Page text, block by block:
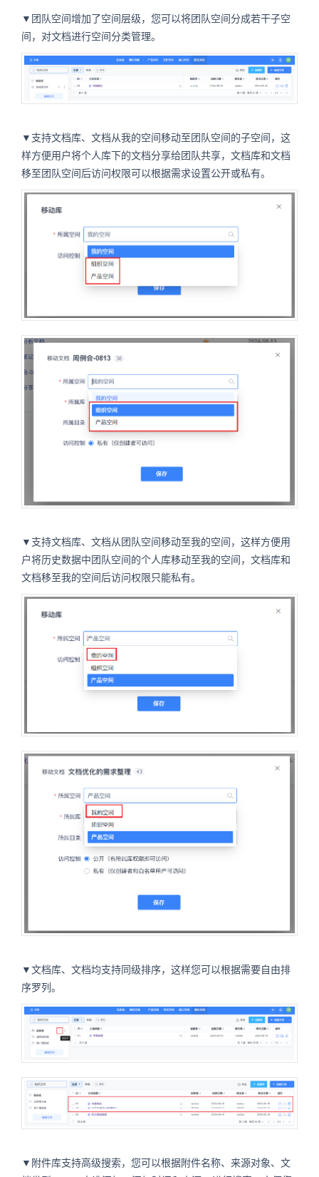
▼团队空间增加了空间层级，您可以将团队空间分成若干子空
间，对文档进行空间分类管理。
▼支持文档库、文档从我的空间移动至团队空间的子空间，这
样方便用户将个人库下的文档分享给团队共享，文档库和文档
移至团队空间后访问权限可以根据需求设置公开或私有。
▼支持文档库、文档从团队空间移动至我的空间，这样方便用
户将历史数据中团队空间的个人库移动至我的空间，文档库和
文档移至我的空间后访问权限只能私有。
▼文档库、文档均支持同级排序，这样您可以根据需要自由排
序罗列。
▼附件库支持高级搜索，您可以根据附件名称、来源对象、文